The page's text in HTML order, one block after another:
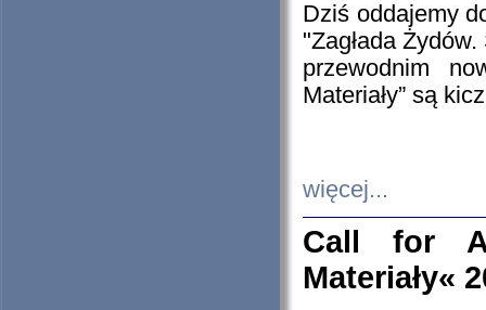
Dziś oddajemy
"Zagłada
przewodnim
Materiały” są
więcej...
Call for
Materiały«